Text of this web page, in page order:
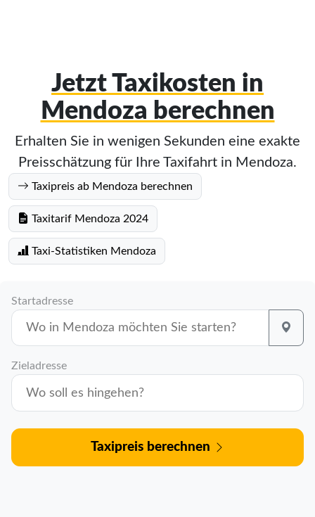
Jetzt Taxikosten in
Mendoza berechnen
Erhalten Sie in wenigen Sekunden eine exakte
Preisschätzung für Ihre Taxifahrt in Mendoza.
Taxipreis ab Mendoza berechnen
Taxitarif Mendoza 2024
Taxi-Statistiken Mendoza
Startadresse
Zieladresse
Taxipreis berechnen